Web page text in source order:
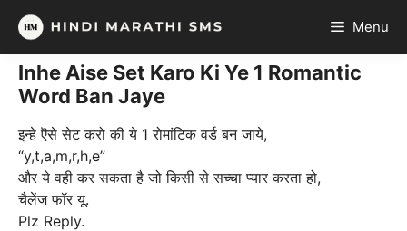
Skip
content
Menu
Inhe Aise Set Karo Ki Ye 1 Romantic
Word Ban Jaye
इन्हे ऎसे सेट करो की ये 1 रोमांटिक वर्ड बन जाये,
“y,t,a,m,r,h,e”
और ये वही कर सकता है जो किसी से सच्चा प्यार करता हो,
चैलेंज फॉर यू.
Plz Reply.